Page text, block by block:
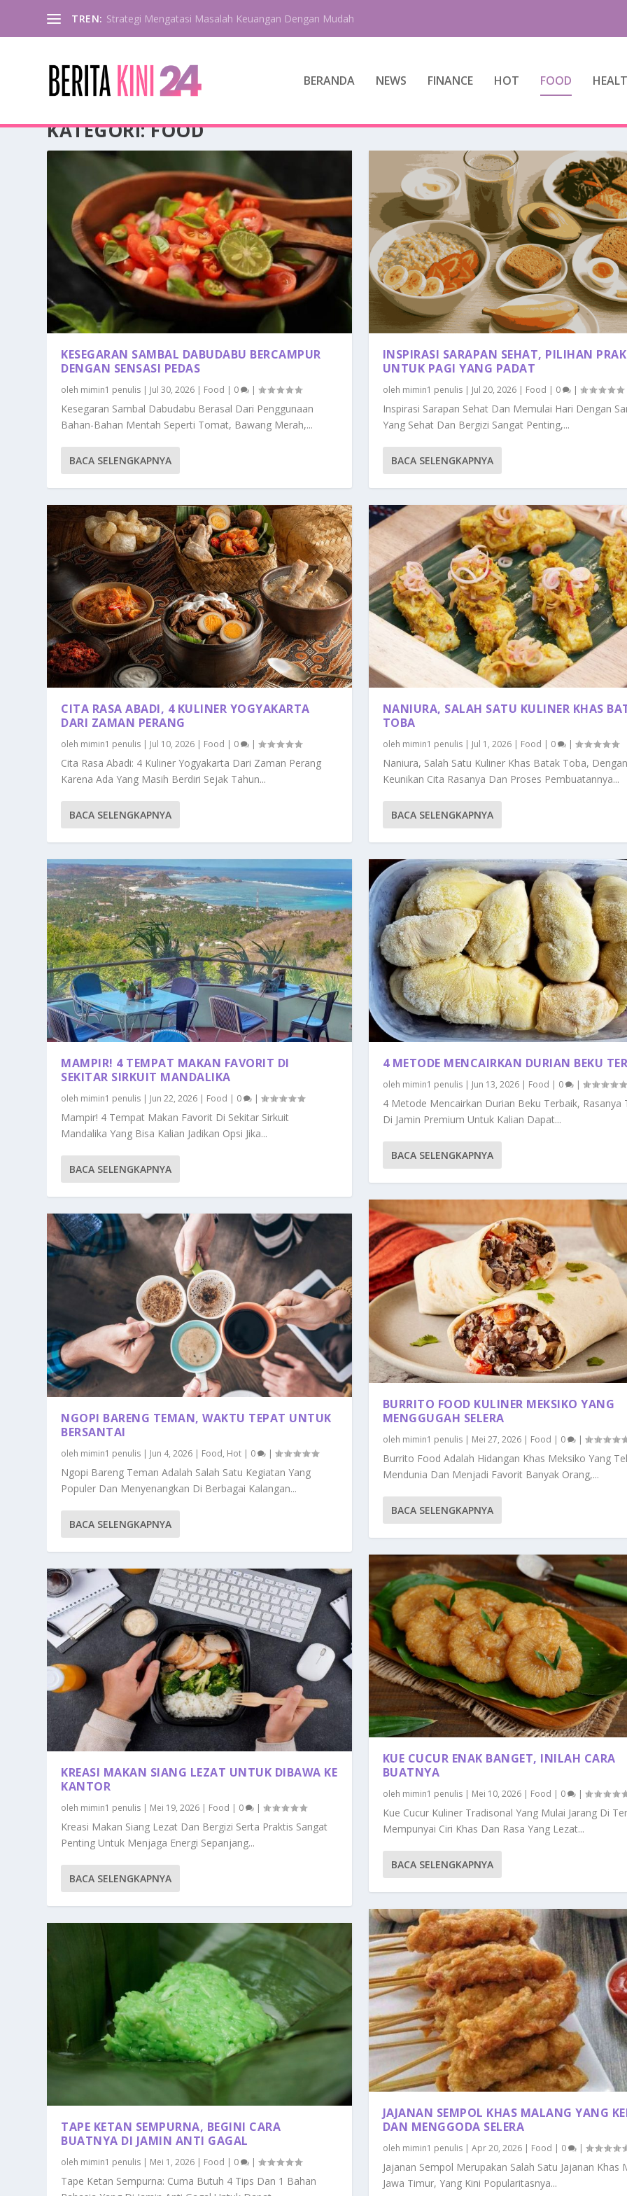
TREN: Strategi Mengatasi Masalah Keuangan Dengan Mudah
BERANDA NEWS FINANCE HOT FOOD
KATEGORI:FOOD
KESEGARAN SAMBAL DABUDABU BERCAMPUR
DENGAN SENSASI PEDAS
oleh mimin1 penulis | Jul 30, 2026 | Food | 0 |
Kesegaran Sambal Dabudabu Berasal Dari Penggunaan
Bahan-Bahan Mentah Seperti Tomat, Bawang Merah,...
BACA SELENGKAPNYA
CITA RASA ABADI, 4 KULINER YOGYAKARTA
DARI ZAMAN PERANG
oleh mimin1 penulis | Jul 10, 2026 | Food | 0 |
Cita Rasa Abadi: 4 Kuliner Yogyakarta Dari Zaman Perang
Karena Ada Yang Masih Berdiri Sejak Tahun...
BACA SELENGKAPNYA
MAMPIR! 4 TEMPAT MAKAN FAVORIT DI
SEKITAR SIRKUIT MANDALIKA
oleh mimin1 penulis | Jun 22, 2026 | Food | 0 |
Mampir! 4 Tempat Makan Favorit Di Sekitar Sirkuit
Mandalika Yang Bisa Kalian Jadikan Opsi Jika...
BACA SELENGKAPNYA
NGOPI BARENG TEMAN, WAKTU TEPAT UNTUK
BERSANTAI
oleh mimin1 penulis | Jun 4, 2026 | Food, Hot | 0 |
Ngopi Bareng Teman Adalah Salah Satu Kegiatan Yang
Populer Dan Menyenangkan Di Berbagai Kalangan...
BACA SELENGKAPNYA
KREASI MAKAN SIANG LEZAT UNTUK DIBAWA KE
KANTOR
oleh mimin1 penulis | Mei 19, 2026 | Food | 0 |
Kreasi Makan Siang Lezat Dan Bergizi Serta Praktis Sangat
Penting Untuk Menjaga Energi Sepanjang...
BACA SELENGKAPNYA
TAPE KETAN SEMPURNA, BEGINI CARA
BUATNYA DI JAMIN ANTI GAGAL
oleh mimin1 penulis | Mei 1, 2026 | Food | 0 |
Tape Ketan Sempurna: Cuma Butuh 4 Tips Dan 1 Bahan
INSPIRASI SARAPAN SEHAT, PILIHAN
UNTUK PAGI YANG PADAT
oleh mimin1 penulis| Jul 20, 2026| Food | 0 |
Inspirasi Sarapan Sehat Dan Memulai Hari Dengan
Yang Sehat Dan Bergizi Sangat Penting,...
BACA SELENGKAPNYA
NANIURA, SALAH SATU KULINER KHAS
TOBA
oleh mimin1 penulis| Jul 1, 2026| Food | 0 |
Naniura, Salah Satu Kuliner Khas Batak Toba, Dengan
Keunikan Cita Rasanya Dan Proses Pembuatannya...
BACA SELENGKAPNYA
4 METODE MENCAIRKAN DURIAN BEKU
oleh mimin1 penulis| Jun 13, 2026| Food | 0 |
4 Metode Mencairkan Durian Beku Terbaik, Rasanya
Di Jamin Premium Untuk Kalian Dapat...
BACA SELENGKAPNYA
BURRITO FOOD KULINER MEKSIKO YANG
MENGGUGAH SELERA
oleh mimin1 penulis| Mei 27, 2026| Food | 0 |
Burrito Food Adalah Hidangan Khas Meksiko Yang
Mendunia Dan Menjadi Favorit Banyak Orang,...
BACA SELENGKAPNYA
KUE CUCUR ENAK BANGET, INILAH CARA
BUATNYA
oleh mimin1 penulis| Mei 10, 2026| Food | 0 |
Kue Cucur Kuliner Tradisonal Yang Mulai Jarang Di
Mempunyai Ciri Khas Dan Rasa Yang Lezat...
BACA SELENGKAPNYA
JAJANAN SEMPOL KHAS MALANG YANG
DAN MENGGODA SELERA
oleh mimin1 penulis| Apr 20, 2026| Food | 0 |
Jajanan Sempol Merupakan Salah Satu Jajanan Khas
Jawa Timur, Yang Kini Popularitasnya...